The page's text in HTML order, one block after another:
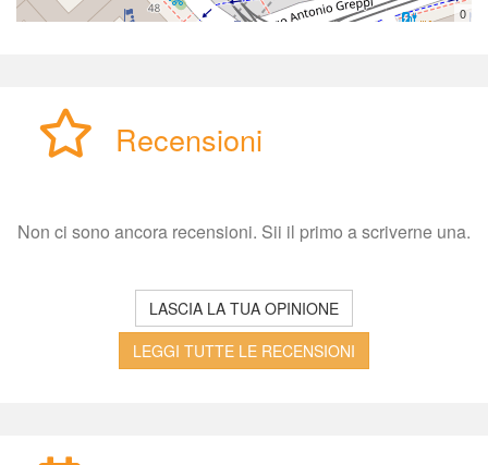
0
Recensioni
Non ci sono ancora recensioni. Sii il primo a scriverne una.
LASCIA LA TUA OPINIONE
LEGGI TUTTE LE RECENSIONI